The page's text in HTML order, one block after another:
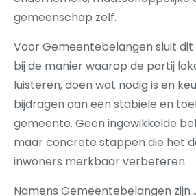
gemeenschap zelf.
Voor Gemeentebelangen sluit
bij de manier waarop de partij
luisteren, doen wat nodig is en
bijdragen aan een stabiele en
gemeente. Geen ingewikkelde
maar concrete stappen die het
inwoners merkbaar verbeteren.
Namens Gemeentebelangen zijn